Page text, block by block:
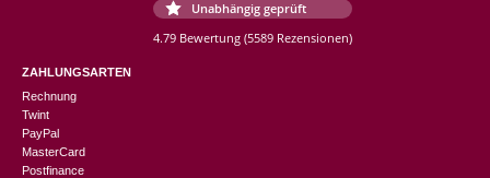
Unabhängig geprüft
4.79 Bewertung (5589 Rezensionen)
ZAHLUNGSARTEN
Rechnung
Twint
PayPal
MasterCard
Postfinance